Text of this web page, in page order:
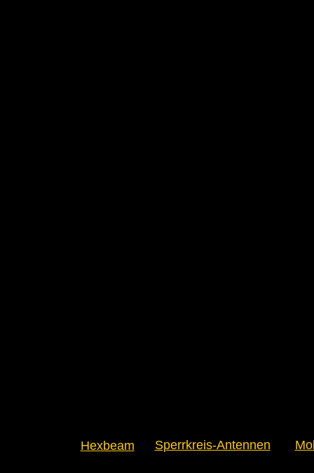
Hexbeam Sperrkreis-Antennen